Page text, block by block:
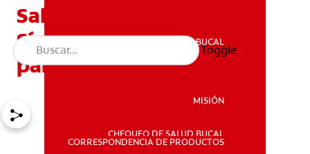
SALUD BUCAL
SALUD BUCAL
MISIÓN
CHEQUEO DE SALUD BUCAL
CORRESPONDENCIA DE PRODUCTOS
Toggle
Salpullidos por dentición:
Síntomas y tratamiento
para su bebé